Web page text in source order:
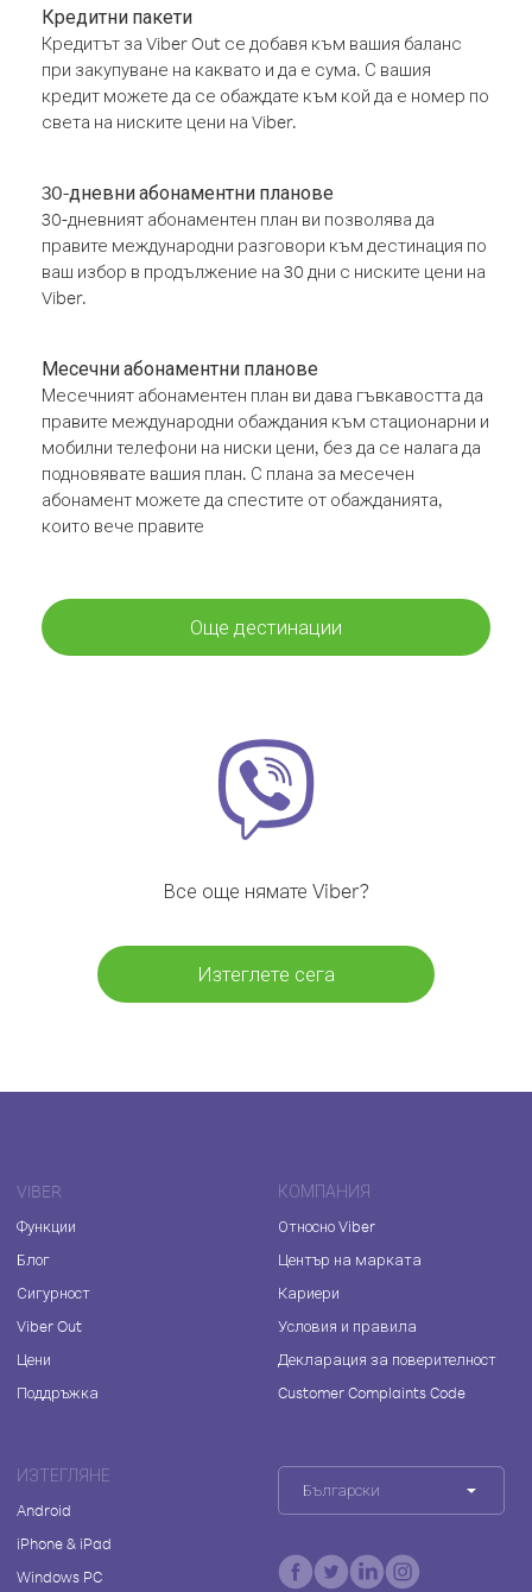
Кредитни пакети
Кредитът за Viber Out се добавя към вашия баланс
при закупуване на каквато и да е сума. С вашия
кредит можете да се обаждате към кой да е номер по
света на ниските цени на Viber.
30-дневни абонаментни планове
30-дневният абонаментен план ви позволява да
правите международни разговори към дестинация по
ваш избор в продължение на 30 дни с ниските цени на
Viber.
Месечни абонаментни планове
Месечният абонаментен план ви дава гъвкавостта да
правите международни обаждания към стационарни и
мобилни телефони на ниски цени, без да се налага да
подновявате вашия план. С плана за месечен
абонамент можете да спестите от обажданията,
които вече правите
Още дестинации
Все още нямате Viber?
Изтеглете сега
VIBER
Функции
Блог
Сигурност
Viber Out
Цени
Поддръжка
КОМПАНИЯ
Относно Viber
Център на марката
Кариери
Условия и правила
Декларация за поверителност
Customer Complaints Code
ИЗТЕГЛЯНЕ
Android
iPhone & iPad
Windows PC
Български